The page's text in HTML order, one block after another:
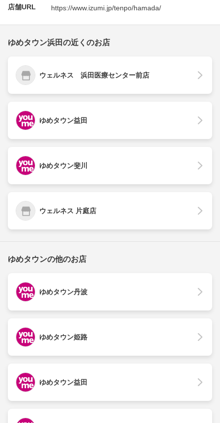
店舗URL https://www.izumi.jp/tenpo/hamada/
ゆめタウン浜田の近くのお店
ウェルネス 浜田医療センター前店
ゆめタウン益田
ゆめタウン斐川
ウェルネス 片庭店
ゆめタウンの他のお店
ゆめタウン丹波
ゆめタウン姫路
ゆめタウン益田